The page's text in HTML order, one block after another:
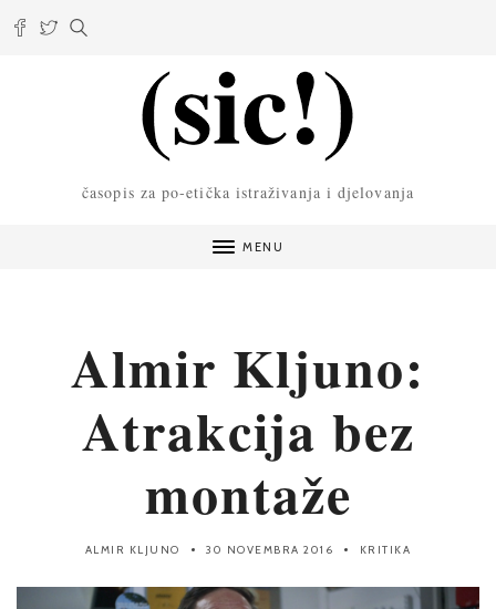
časopis za po-etička istraživanja i djelovanja
MENU
Almir Kljuno:
Atrakcija bez
montaže
ALMIR KLJUNO 30 NOVEMBRA 2016 KRITIKA